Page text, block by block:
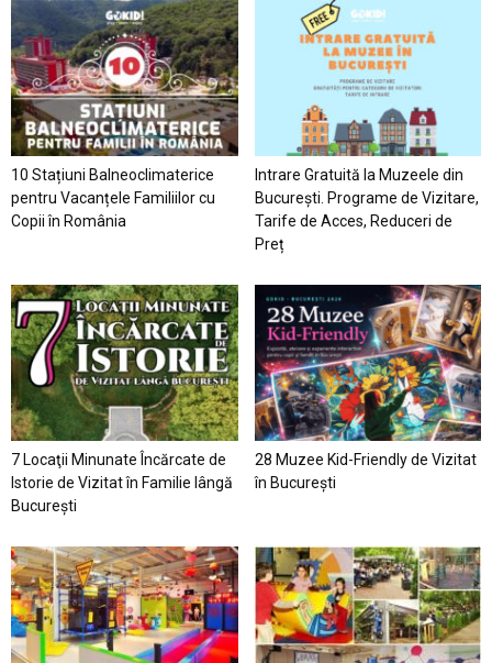
10 Stațiuni Balneoclimaterice
pentru Vacanțele Familiilor cu
Copii în România
Intrare Gratuită la Muzeele din
București. Programe de Vizitare,
Tarife de Acces, Reduceri de
Preț
7 Locaţii Minunate Încărcate de
Istorie de Vizitat în Familie lângă
București
28 Muzee Kid-Friendly de Vizitat
în București